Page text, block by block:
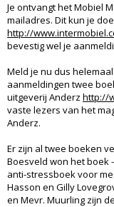
Je ontvangt het Mobiel
mailadres. Dit kun je
http://
bevestig wel je
Meld je nu dus
aanmeldingen twee
uitgeverij Anderz http://
vaste lezers van het
Anderz.
Er zijn al twee boeken
Boesveld won het boek
anti-stressboek voor
Hasson en Gilly
en Mevr. Muurling zijn